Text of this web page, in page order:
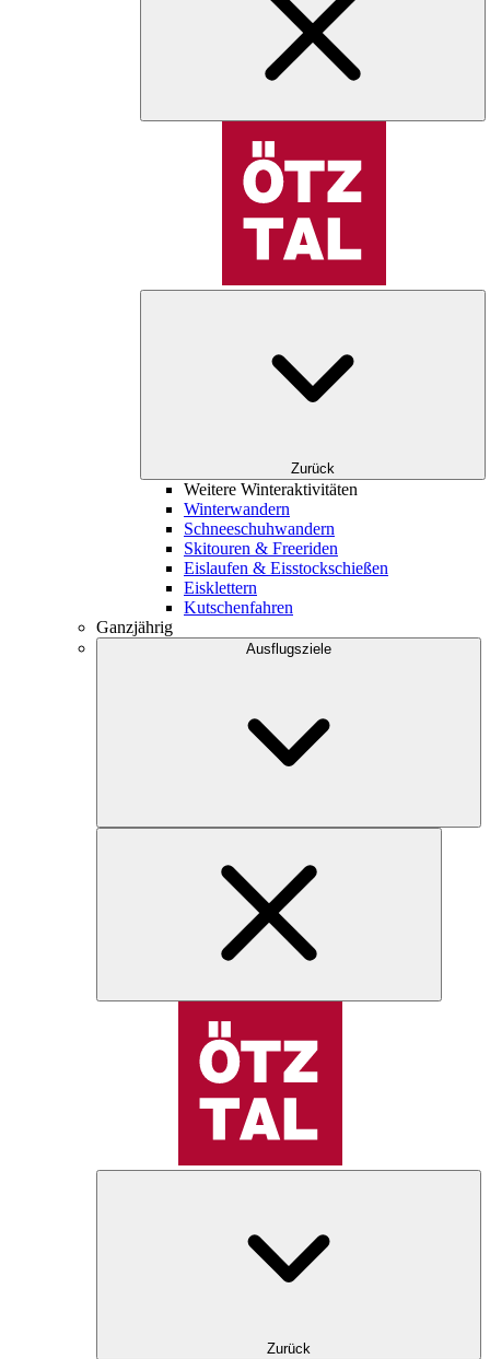
Zurück
Weitere Winteraktivitäten
Winterwandern
Schneeschuhwandern
Skitouren & Freeriden
Eislaufen & Eisstockschießen
Eisklettern
Kutschenfahren
Ganzjährig
Ausflugsziele
Zurück